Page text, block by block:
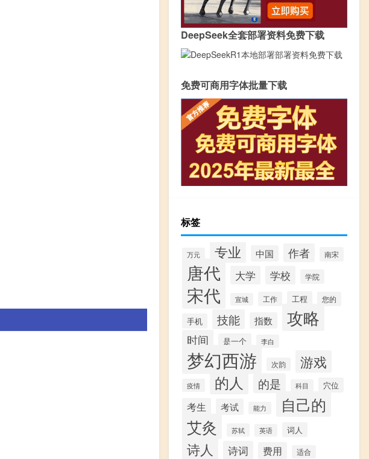
DeepSeek全套部署资料免费下载
免费可商用字体批量下载
标签
万元 专业 中国 作者 南宋
唐代 大学 学校 学院
宋代 宣城 工作 工程 您的
手机 技能 指数 攻略
时间 是一个 李白
梦幻西游 次韵 游戏
疫情 的人 的是 科目 穴位
考生 考试 能力
自己的
艾灸
苏轼 英语 词人
诗人 诗词 费用 适合